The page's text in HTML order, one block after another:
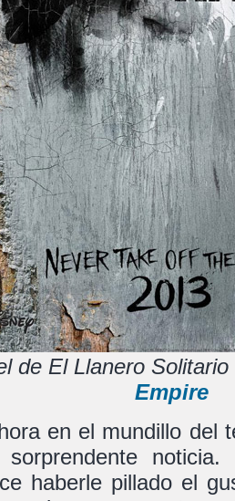
de El Llanero
Empire
en el mundillo del
haberle pillado el